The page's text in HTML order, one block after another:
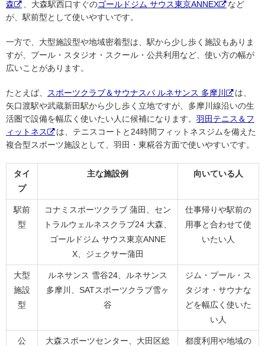
森 、大森駅西口すぐのゴールドジム サウス東京ANNEX
など
が、駅前型として使いやすいです。
一方で、大型施設型や地域密着型は、駅から少し歩く施設もありま
すが、プール・スタジオ・スクール・公共利用など、使い方の幅が
広いことがあります。
たとえば、 スポーツクラブ＆サウナスパ ルネサンス 多摩川
は、
矢口渡駅や武蔵新田駅から少し歩く立地ですが、多摩川線沿いの生
活圏で設備を幅広く使いたい人に候補になります。 羽田テニス＆フ
ィットネス
は、テニスコートと24時間フィットネスジムを備えた
複合型スポーツ施設として、羽田・東糀谷方面で使いやすいです。
タイ
プ
主な施設例 向いている人
駅前
型
コナミスポーツクラブ 蒲田、セン
トラルウェルネスクラブ24 大森、
ゴールドジム サウス東京ANNE
X、ジェクサー蒲田
仕事帰りや駅前の
用事と合わせて使
いたい人
大型
施設
型
ルネサンス 雪谷24、ルネサンス
多摩川、SATスポーツクラブ雪ヶ
谷
ジム・プール・ス
タジオ・サウナな
どを幅広く使いた
い人
公
大森スポーツセンター、大田区総
都度利用や地域の